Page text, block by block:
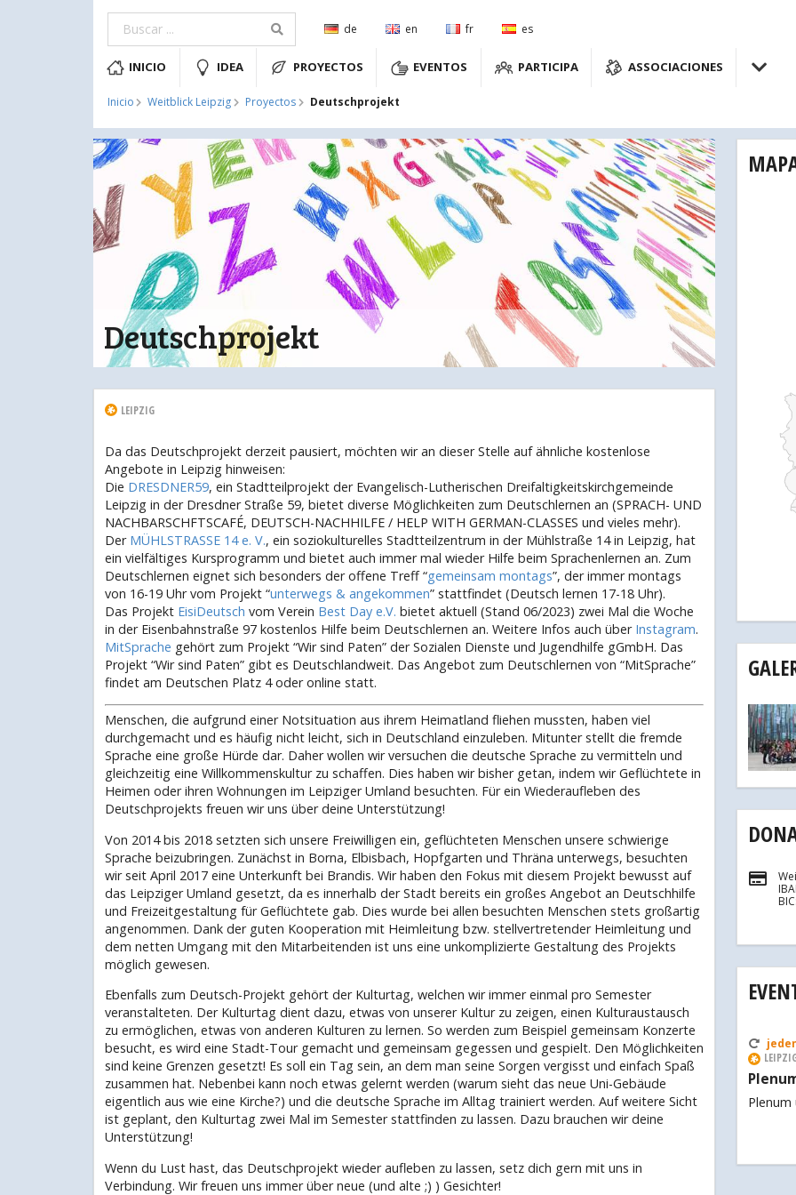
de en fr es
INICIO IDEA PROYECTOS EVENTOS PARTICIPA ASSOCIACIONES
Inicio Weitblick Leipzig Proyectos Deutschprojekt
Deutschprojekt
LEIPZIG
Da das Deutschprojekt derzeit pausiert, möchten wir an dieser Stelle auf ähnliche kostenlose
Angebote in Leipzig hinweisen:
Die DRESDNER59, ein Stadtteilprojekt der Evangelisch-Lutherischen Dreifaltigkeitskirchgemeinde
Leipzig in der Dresdner Straße 59, bietet diverse Möglichkeiten zum Deutschlernen an (SPRACH- UND
NACHBARSCHFTSCAFÉ, DEUTSCH-NACHHILFE / HELP WITH GERMAN-CLASSES und vieles mehr).
Der MÜHLSTRASSE 14 e. V., ein soziokulturelles Stadtteilzentrum in der Mühlstraße 14 in Leipzig, hat
ein vielfältiges Kursprogramm und bietet auch immer mal wieder Hilfe beim Sprachenlernen an. Zum
Deutschlernen eignet sich besonders der offene Treff “gemeinsam montags”, der immer montags
von 16-19 Uhr vom Projekt “unterwegs & angekommen” stattfindet (Deutsch lernen 17-18 Uhr).
Das Projekt EisiDeutsch vom Verein Best Day e.V. bietet aktuell (Stand 06/2023) zwei Mal die Woche
in der Eisenbahnstraße 97 kostenlos Hilfe beim Deutschlernen an. Weitere Infos auch über Instagram.
MitSprache gehört zum Projekt “Wir sind Paten” der Sozialen Dienste und Jugendhilfe gGmbH. Das
Projekt “Wir sind Paten” gibt es Deutschlandweit. Das Angebot zum Deutschlernen von “MitSprache”
findet am Deutschen Platz 4 oder online statt.
Menschen, die aufgrund einer Notsituation aus ihrem Heimatland fliehen mussten, haben viel
durchgemacht und es häufig nicht leicht, sich in Deutschland einzuleben. Mitunter stellt die fremde
Sprache eine große Hürde dar. Daher wollen wir versuchen die deutsche Sprache zu vermitteln und
gleichzeitig eine Willkommenskultur zu schaffen. Dies haben wir bisher getan, indem wir Geflüchtete in
Heimen oder ihren Wohnungen im Leipziger Umland besuchten. Für ein Wiederaufleben des
Deutschprojekts freuen wir uns über deine Unterstützung!
Von 2014 bis 2018 setzten sich unsere Freiwilligen ein, geflüchteten Menschen unsere schwierige
Sprache beizubringen. Zunächst in Borna, Elbisbach, Hopfgarten und Thräna unterwegs, besuchten
wir seit April 2017 eine Unterkunft bei Brandis. Wir haben den Fokus mit diesem Projekt bewusst auf
das Leipziger Umland gesetzt, da es innerhalb der Stadt bereits ein großes Angebot an Deutschhilfe
und Freizeitgestaltung für Geflüchtete gab. Dies wurde bei allen besuchten Menschen stets großartig
angenommen. Dank der guten Kooperation mit Heimleitung bzw. stellvertretender Heimleitung und
dem netten Umgang mit den Mitarbeitenden ist uns eine unkomplizierte Gestaltung des Projekts
möglich gewesen.
Ebenfalls zum Deutsch-Projekt gehört der Kulturtag, welchen wir immer einmal pro Semester
veranstalteten. Der Kulturtag dient dazu, etwas von unserer Kultur zu zeigen, einen Kulturaustausch
zu ermöglichen, etwas von anderen Kulturen zu lernen. So werden zum Beispiel gemeinsam Konzerte
besucht, es wird eine Stadt-Tour gemacht und gemeinsam gegessen und gespielt. Den Möglichkeiten
sind keine Grenzen gesetzt! Es soll ein Tag sein, an dem man seine Sorgen vergisst und einfach Spaß
zusammen hat. Nebenbei kann noch etwas gelernt werden (warum sieht das neue Uni-Gebäude
eigentlich aus wie eine Kirche?) und die deutsche Sprache im Alltag trainiert werden. Auf weitere Sicht
ist geplant, den Kulturtag zwei Mal im Semester stattfinden zu lassen. Dazu brauchen wir deine
Unterstützung!
Wenn du Lust hast, das Deutschprojekt wieder aufleben zu lassen, setz dich gern mit uns in
Verbindung. Wir freuen uns immer über neue (und alte ;) ) Gesichter!